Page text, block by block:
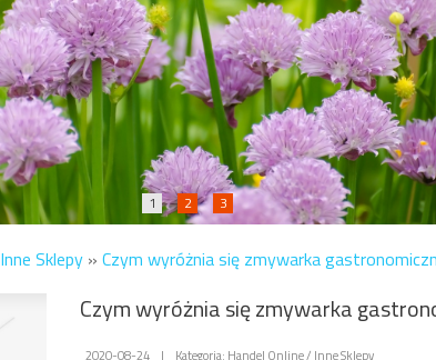
1 2 3
Inne Sklepy » Czym wyróżnia się zmywarka
Czym wyróżnia się zmywarka
2020-08-24 | Kategoria: Handel Online / Inne Sklepy